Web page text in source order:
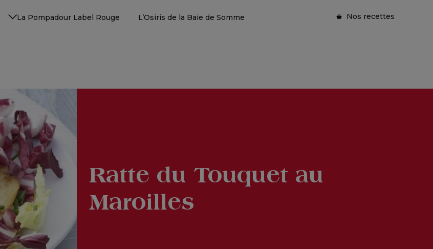
La Pompadour Label Rouge L’Osiris de la Baie de Somme Nos recettes
Ratte du Touquet au
Maroilles